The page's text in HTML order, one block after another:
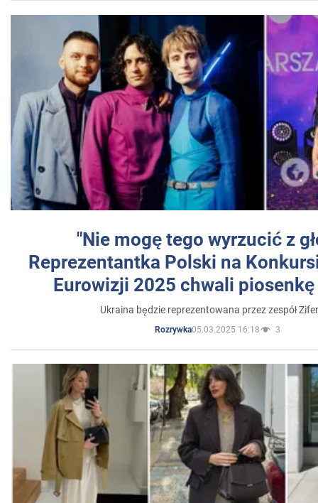
"Nie mogę tego wyrzucić z
Reprezentantka Polski na
Eurowizji 2025 chwali
Ukraina będzie reprezentowana przez zespół
Rozrywka05.03.2025 16:18 3